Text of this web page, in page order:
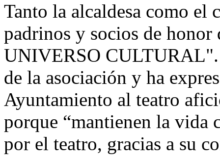
Tanto la alcaldesa como el
padrinos y socios de
UNIVERSO CULTURAL".
de la asociación y ha
Ayuntamiento al teatro
porque “mantienen la vida
por el teatro, gracias a su